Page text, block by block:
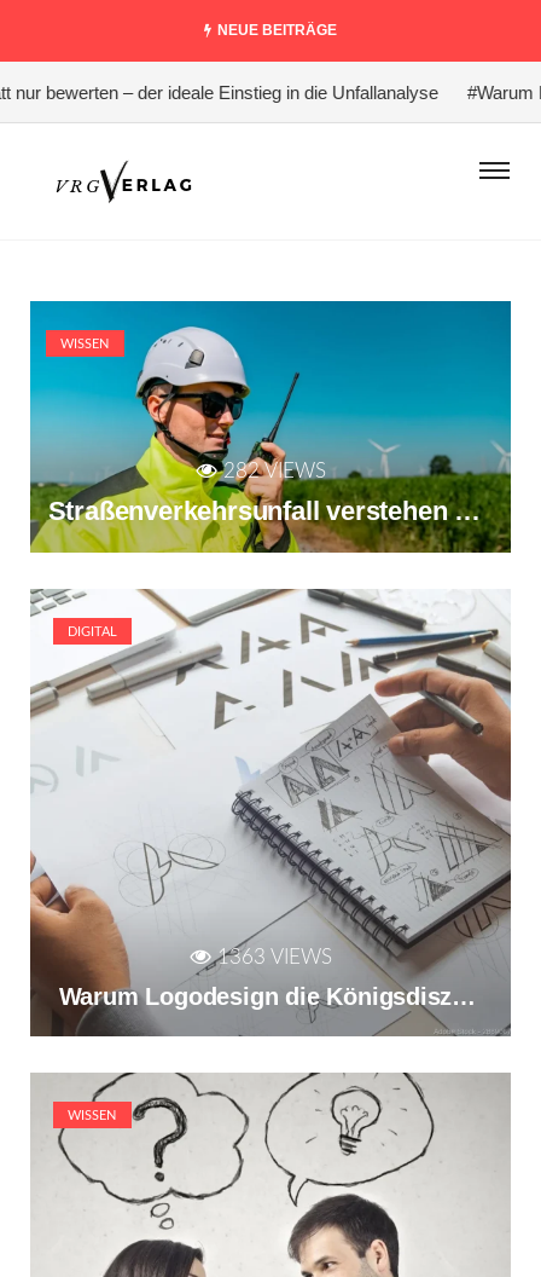
NEUE BEITRÄGE
– der ideale Einstieg in die Unfallanalyse #Warum
WISSEN
282 VIEWS
Straßenverkehrsunfall verstehen statt nur bewerten – der ideale Einstieg in die Unfallanalyse
DIGITAL
1363 VIEWS
Warum Logodesign die Königsdisziplin des Designs ist
WISSEN